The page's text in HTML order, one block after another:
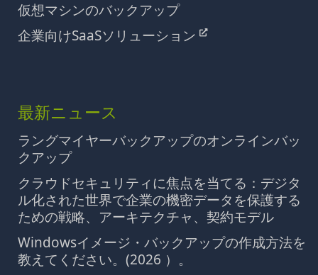
仮想マシンのバックアップ
企業向けSaaSソリューション
最新ニュース
ラングマイヤーバックアップのオンラインバッ
クアップ
クラウドセキュリティに焦点を当てる：デジタ
ル化された世界で企業の機密データを保護する
ための戦略、アーキテクチャ、契約モデル
Windowsイメージ・バックアップの作成方法を
教えてください。(2026 ）。